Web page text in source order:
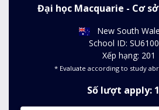
Đại học Macquarie - Cơ
New South
School ID:
Xếp hạng: 201
* Evaluate according to study
Số lượt apply: